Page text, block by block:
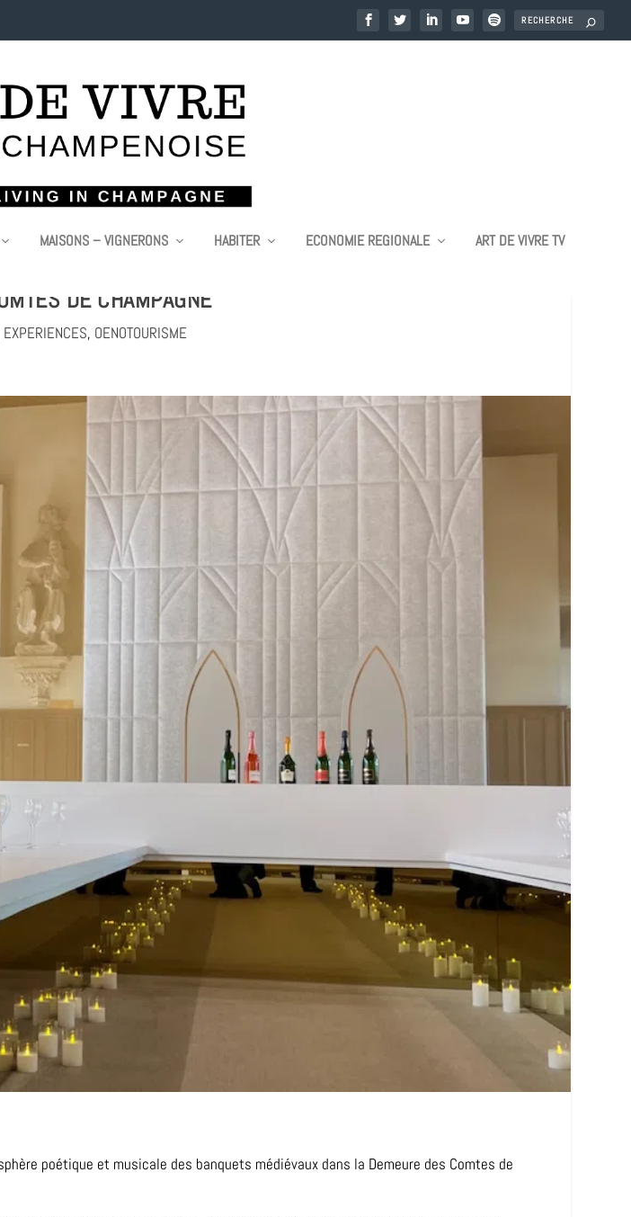
MAISONS – VIGNERONS HABITER ECONOMIE REGIONALE ART DE VIVRE TV
DE CHAMPAGNE
EXPERIENCES, OENOTOURISME
poétique et musicale des banquets médiévaux dans la Demeure des Comtes de